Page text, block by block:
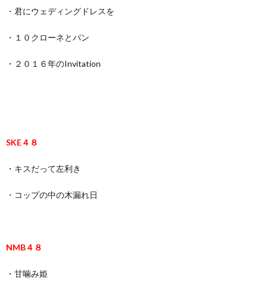
・君にウェディングドレスを
・１０クローネとパン
・２０１６年のInvitation
SKE４８
・キスだって左利き
・コップの中の木漏れ日
NMB４８
・甘噛み姫